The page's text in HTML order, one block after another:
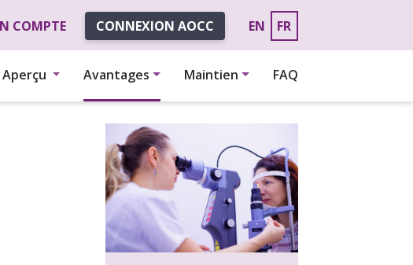
COMPTE CONNEXION AOCC EN FR
Aperçu Avantages Maintien FAQ